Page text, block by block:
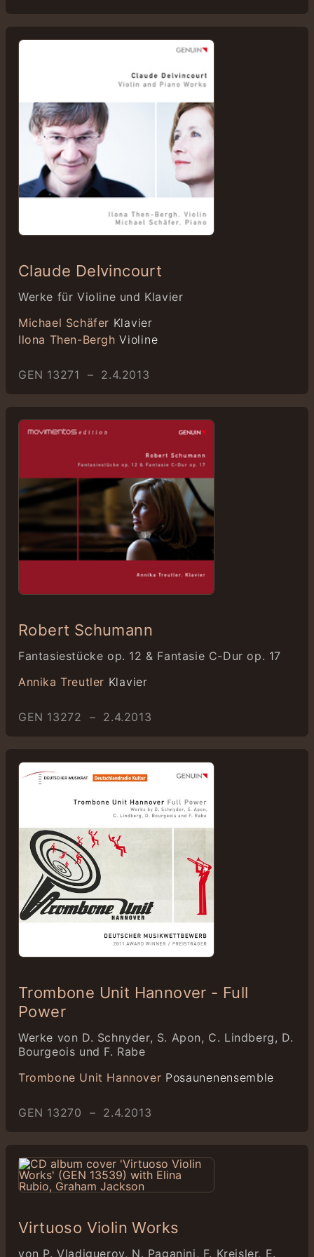
Claude Delvincourt
Werke für Violine und Klavier
Michael Schäfer Klavier
Ilona Then-Bergh Violine
GEN 13271 – 2.4.2013
Robert Schumann
Fantasiestücke op. 12 & Fantasie C-Dur op. 17
Annika Treutler Klavier
GEN 13272 – 2.4.2013
Trombone Unit Hannover - Full
Power
Werke von D. Schnyder, S. Apon, C. Lindberg, D.
Bourgeois und F. Rabe
Trombone Unit Hannover Posaunenensemble
GEN 13270 – 2.4.2013
Virtuoso Violin Works
von P. Vladiguerov, N. Paganini, F. Kreisler, E.